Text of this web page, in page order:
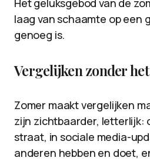
Het geluksgebod van de
laag van schaamte op een
genoeg is.
Vergelijken zonder
Zomer maakt vergelijken
zijn zichtbaarder, letterlijk:
straat, in sociale media-
anderen hebben en doet,